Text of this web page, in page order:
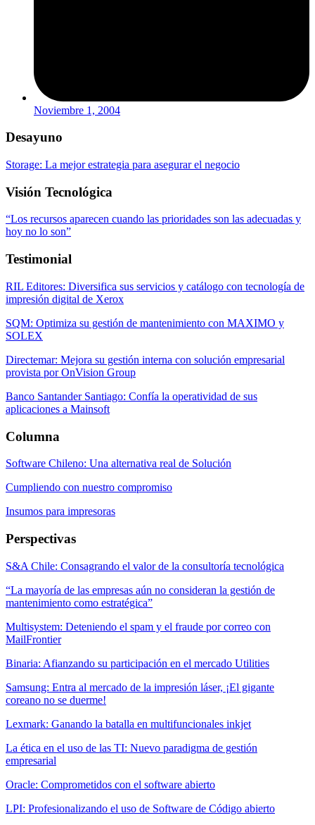
Noviembre 1, 2004
Desayuno
Storage: La mejor estrategia para asegurar el negocio
Visión Tecnológica
“Los recursos aparecen cuando las prioridades son las adecuadas y
hoy no lo son”
Testimonial
RIL Editores: Diversifica sus servicios y catálogo con tecnología de
impresión digital de Xerox
SQM: Optimiza su gestión de mantenimiento con MAXIMO y
SOLEX
Directemar: Mejora su gestión interna con solución empresarial
provista por OnVision Group
Banco Santander Santiago: Confía la operatividad de sus
aplicaciones a Mainsoft
Columna
Software Chileno: Una alternativa real de Solución
Cumpliendo con nuestro compromiso
Insumos para impresoras
Perspectivas
S&A Chile: Consagrando el valor de la consultoría tecnológica
“La mayoría de las empresas aún no consideran la gestión de
mantenimiento como estratégica”
Multisystem: Deteniendo el spam y el fraude por correo con
MailFrontier
Binaria: Afianzando su participación en el mercado Utilities
Samsung: Entra al mercado de la impresión láser, ¡El gigante
coreano no se duerme!
Lexmark: Ganando la batalla en multifuncionales inkjet
La ética en el uso de las TI: Nuevo paradigma de gestión
empresarial
Oracle: Comprometidos con el software abierto
LPI: Profesionalizando el uso de Software de Código abierto